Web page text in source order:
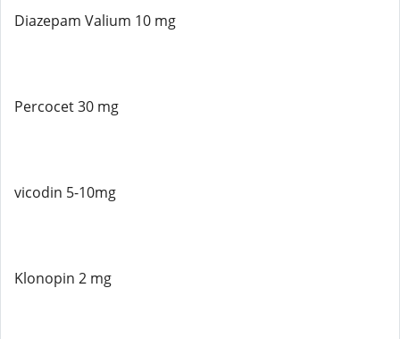
Diazepam Valium 10 mg
Percocet 30 mg
vicodin 5-10mg
Klonopin 2 mg